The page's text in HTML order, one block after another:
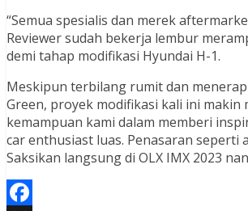
“Semua spesialis dan merek
Reviewer sudah bekerja lembur
demi tahap modifikasi Hyundai H-1.
Meskipun terbilang rumit dan
Green, proyek modifikasi kali ini makin
kemampuan kami dalam memberi
car enthusiast luas. Penasaran seperti
Saksikan langsung di OLX IMX 2023